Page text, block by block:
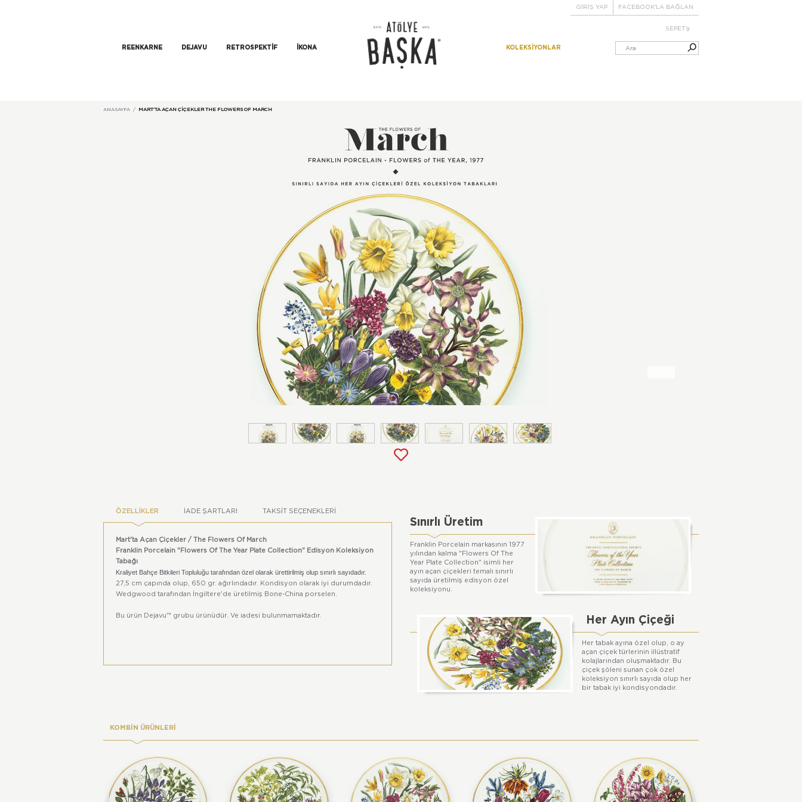
REENKARNE DEJAVU RETROSPEKTIF İKONA KOLEKSIYONLAR
GİRİŞ YAP FACEBOOK'LA BAĞLAN
SEPET 9
ANASAYFA MART'TA AÇAN ÇIÇEKLER THE FLOWERS OF MARCH
ÖZELLIKLER İADE ŞARTLARI TAKSIT SEÇENEKLERI
Mart'ta Açan Çiçekler / The Flowers Of March
Franklin Porcelain "Flowers Of The Year Plate Collection" Edisyon Koleksiyon
Tabağı
Kraliyet Bahçe Bitkileri Topluluğu tarafından özel olarak ürettirilmiş olup sınırlı sayıdadır.
27,5 cm çapında olup, 650 gr. ağırlındadır. Kondisyon olarak iyi durumdadır.
Wedgwood tarafından İngiltere'de üretilmiş Bone-China porselen.
Bu ürün Dejavu™ grubu ürünüdür. Ve iadesi bulunmamaktadır.
Sınırlı Üretim
Franklin Porcelain markasının 1977
yılından kalma "Flowers Of The
Year Plate Collection" isimli her
ayın açan çiçekleri temalı sınırlı
sayıda üretilmiş edisyon özel
koleksiyonu.
Her Ayın Çiçeği
Her tabak ayına özel olup, o ay
açan çiçek türlerinin illüstratif
kolajlarından oluşmaktadır. Bu
çiçek şöleni sunan çok özel
koleksiyon sınırlı sayıda olup her
bir tabak iyi kondisyondadır.
KOMBİN ÜRÜNLERİ